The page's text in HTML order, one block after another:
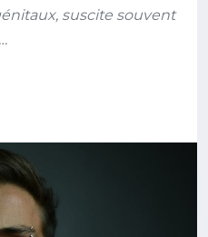
suscite souvent